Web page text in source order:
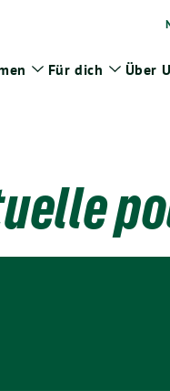
Zeige
Für dich
Zeige
Über